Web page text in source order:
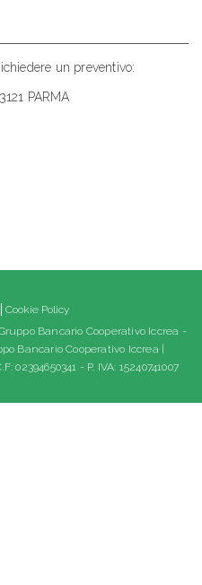
un preventivo:
PARMA
Cookie Policy
Bancario Cooperativo Iccrea -
Bancario Cooperativo Iccrea |
02394650341 - P. IVA: 15240741007